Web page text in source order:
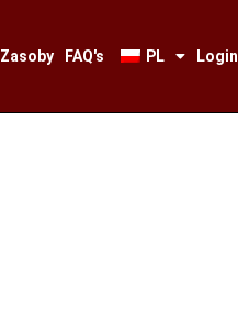
Zasoby FAQ's PL Login